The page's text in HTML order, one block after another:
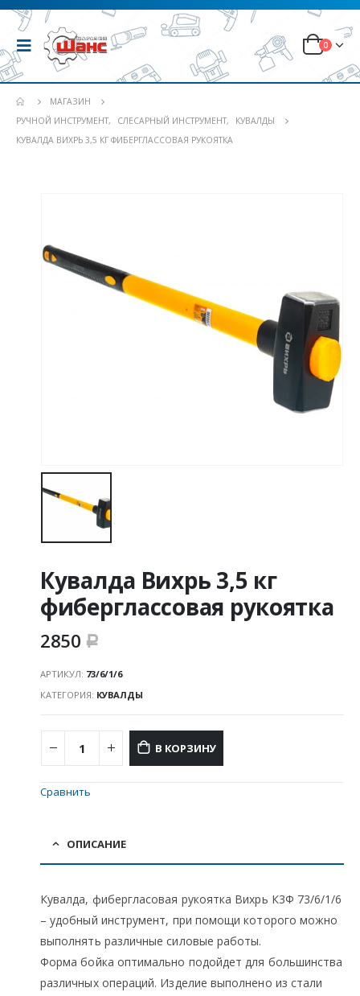
0
МАГАЗИН
РУЧНОЙ ИНСТРУМЕНТ, СЛЕСАРНЫЙ ИНСТРУМЕНТ,
КУВАЛДЫ
КУВАЛДА ВИХРЬ 3,5 КГ ФИБЕРГЛАССОВАЯ РУКОЯТКА
Кувалда Вихрь 3,5 кг
фиберглассовая рукоятка
2850 Р
АРТИКУЛ: 73/6/1/6
КАТЕГОРИЯ: КУВАЛДЫ
В КОРЗИНУ
Сравнить
ОПИСАНИЕ
Кувалда, фибергласовая рукоятка Вихрь К3Ф 73/6/1/6
– удобный инструмент, при помощи которого можно
выполнять различные силовые работы.
Форма бойка оптимально подойдет для большинства
различных операций. Изделие выполнено из стали